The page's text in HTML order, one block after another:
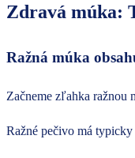
Zdravá múka:
Ražná múka
Začneme zľahka ražnou
Ražné pečivo má typicky